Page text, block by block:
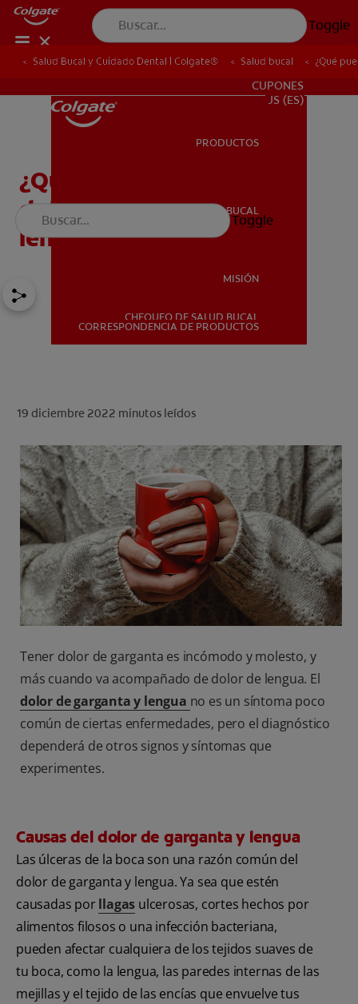
Toggle
SALUD BUCAL
PARA PROFESIONALES
CUPONES
US (ES)
PARA PROFESIONALES
CUPONES
US (ES)
PRODUCTOS
SALUD BUCAL
MISIÓN
CHEQUEO DE SALUD BUCAL
CORRESPONDENCIA DE PRODUCTOS
Toggle
Salud Bucal y Cuidado Dental | Colgate® Salud bucal ¿Qué
¿Qué puede significar un
dolor de garganta y de
lengua?
19 diciembre 2022 minutos leídos
Tener dolor de garganta es incómodo y molesto, y
más cuando va acompañado de dolor de lengua. El
dolor de garganta y lengua no es un síntoma poco
común de ciertas enfermedades, pero el diagnóstico
dependerá de otros signos y síntomas que
experimentes.
Causas del dolor de garganta y lengua
Las úlceras de la boca son una razón común del
dolor de garganta y lengua.Ya sea que estén
causadas porllagas ulcerosas, cortes hechos por
alimentos filosos o una infección bacteriana,
pueden afectar cualquiera de los tejidos suaves de
tu boca, como la lengua, las paredes internas de las
mejillas y el tejido de las encías que envuelve tus